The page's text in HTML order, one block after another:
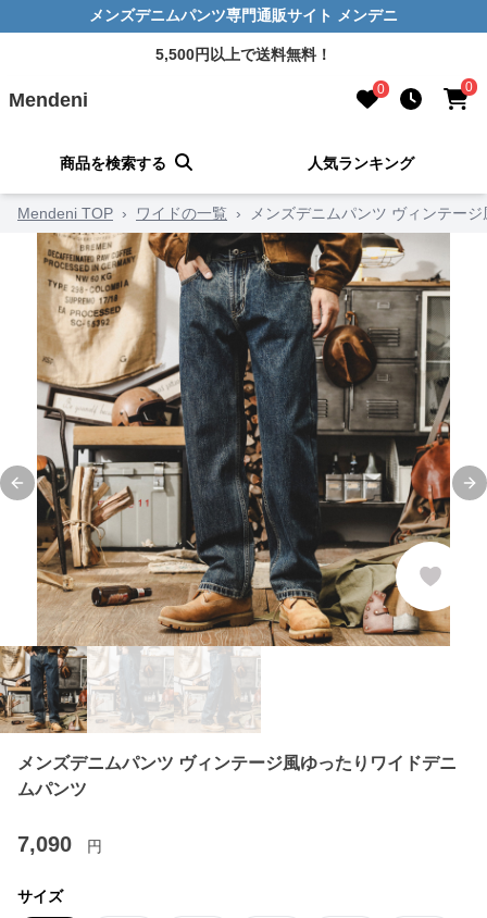
メンズデニムパンツ専門通販サイト メンデニ
5,500円以上で送料無料！
Mendeni 0 0
商品を検索する 人気ランキング
Mendeni TOP › ワイドの一覧 › メンズデニムパンツ ヴィンテー
Previous slide
メンズデニムパンツ ヴィンテージ風ゆったりワイドデニ
ムパンツ
7,090 円
サイズ